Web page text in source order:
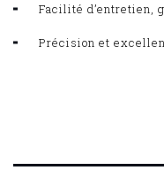
Facilité d’entretien,
Précision et